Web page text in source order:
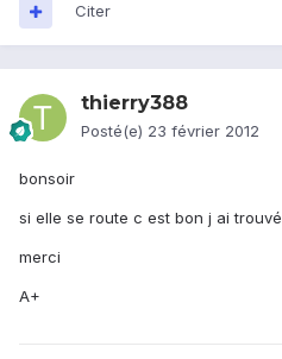
Citer
thierry388
Posté(e) 23 février 2012
bonsoir
si elle se route c est bon j ai trouvé
merci
A+